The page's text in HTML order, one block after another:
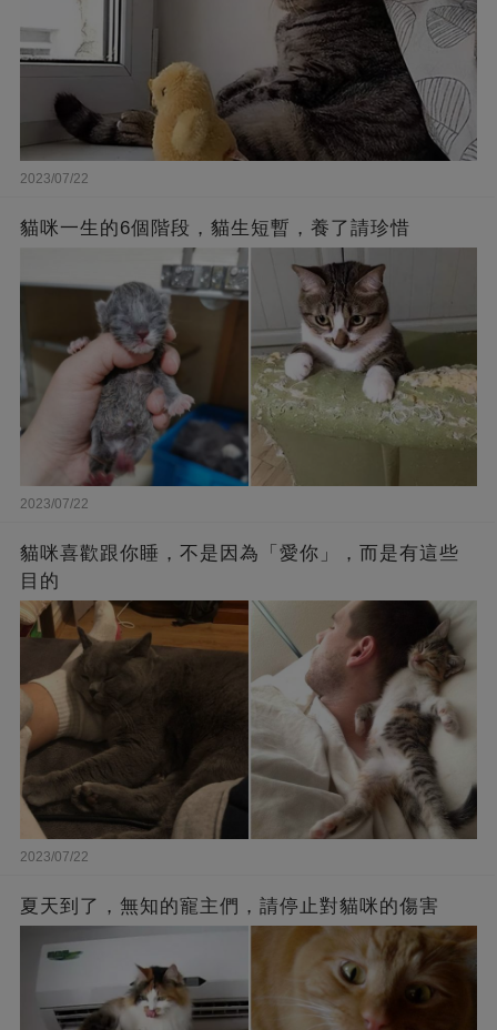
2023/07/22
貓咪一生的6個階段，貓生短暫，養了請珍惜
2023/07/22
貓咪喜歡跟你睡，不是因為「愛你」，而是有這些
目的
2023/07/22
夏天到了，無知的寵主們，請停止對貓咪的傷害